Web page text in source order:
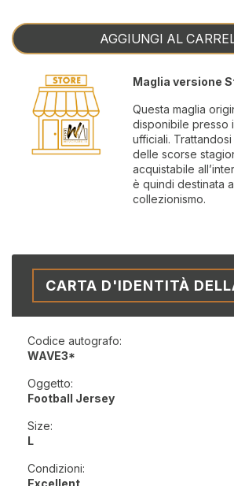
AGGIUNGI AL
Maglia versione
Questa maglia
disponibile presso
ufficiali.
delle scorse
acquistabile
è quindi destinata
collezionismo.
CARTA D'IDENTITÀ
Codice autografo:
WAVE3*
Oggetto:
Football Jersey
Size:
L
Condizioni: